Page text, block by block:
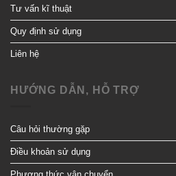
Tư vấn kĩ thuật
Quy định sử dụng
Liên hệ
HƯỚNG DẪN, HỖ TRỢ
Câu hỏi thường gặp
Điều khoản sử dụng